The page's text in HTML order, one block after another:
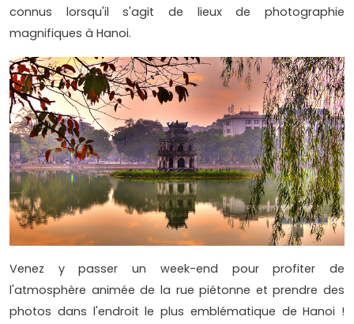
connus lorsqu'il s'agit de lieux de photographie
magnifiques à Hanoi.
Venez y passer un week-end pour profiter de
l'atmosphère animée de la rue piétonne et prendre des
photos dans l'endroit le plus emblématique de Hanoi !